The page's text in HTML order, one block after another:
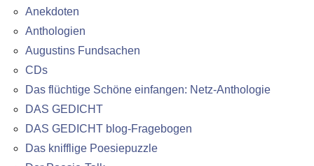
Anekdoten
Anthologien
Augustins Fundsachen
CDs
Das flüchtige Schöne einfangen: Netz-Anthologie
DAS GEDICHT
DAS GEDICHT blog-Fragebogen
Das knifflige Poesiepuzzle